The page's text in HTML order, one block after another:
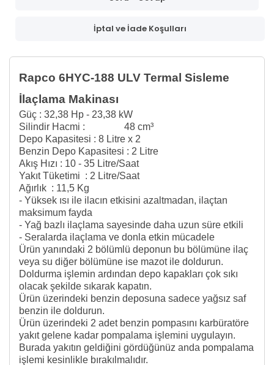
İptal ve İade Koşulları
Rapco 6HYC-188 ULV Termal Sisleme
İlaçlama Makinası
Güç : 32,38 Hp - 23,38 kW
Silindir Hacmi : 48 cm³
Depo Kapasitesi : 8 Litre x 2
Benzin Depo Kapasitesi : 2 Litre
Akış Hızı : 10 - 35 Litre/Saat
Yakıt Tüketimi : 2 Litre/Saat
Ağırlık : 11,5 Kg
- Yüksek ısı ile ilacın etkisini azaltmadan, ilaçtan
maksimum fayda
- Yağ bazlı ilaçlama sayesinde daha uzun süre etkili
- Seralarda ilaçlama ve donla etkin mücadele
Ürün yanındaki 2 bölümlü deponun bu bölümüne ilaç
veya su diğer bölümüne ise mazot ile doldurun.
Doldurma işlemin ardından depo kapakları çok sıkı
olacak şekilde sıkarak kapatın.
Ürün üzerindeki benzin deposuna sadece yağsız saf
benzin ile doldurun.
Ürün üzerindeki 2 adet benzin pompasını karbüratöre
yakıt gelene kadar pompalama işlemini uygulayın.
Burada yakıtın geldiğini gördüğünüz anda pompalama
işlemi kesinlikle bırakılmalıdır.